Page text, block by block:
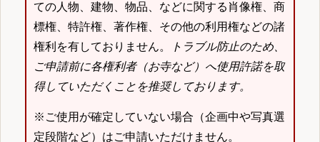
ての人物、建物、物品、などに関する肖像権、商
標権、特許権、著作権、その他の利用権などの諸
権利を有しておりません。
トラブル防止のため、
ご申請前に各権利者（お寺など）へ使用許諾を取
得していただくことを推奨しております。
※ご使用が確定していない場合（企画中や写真選
定段階など）はご申請いただけません。